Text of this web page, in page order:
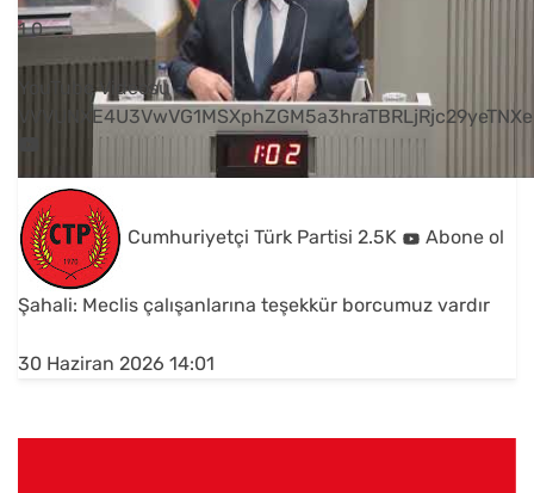
1 0
YouTube Videosu
Cumhuriyetçi Türk Partisi 2.5K Abone ol
Şahali: Meclis çalışanlarına teşekkür borcumuz vardır
30 Haziran 2026 14:01